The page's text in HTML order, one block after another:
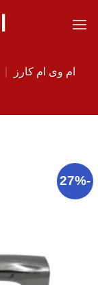
ام وی ام کارز
-27%